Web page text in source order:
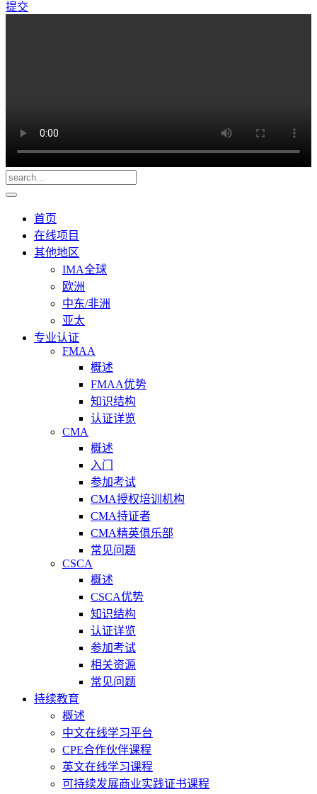
提交
首页
在线项目
其他地区
IMA全球
欧洲
中东/非洲
亚太
专业认证
FMAA
概述
FMAA优势
知识结构
认证详览
CMA
概述
入门
参加考试
CMA授权培训机构
CMA持证者
CMA精英俱乐部
常见问题
CSCA
概述
CSCA优势
知识结构
认证详览
参加考试
相关资源
常见问题
持续教育
概述
中文在线学习平台
CPE合作伙伴课程
英文在线学习课程
可持续发展商业实践证书课程